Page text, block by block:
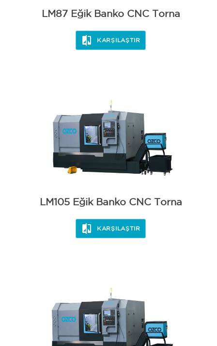
LM87 Eğik Banko CNC Torna
KARŞILAŞTIR
LM105 Eğik Banko CNC Torna
KARŞILAŞTIR